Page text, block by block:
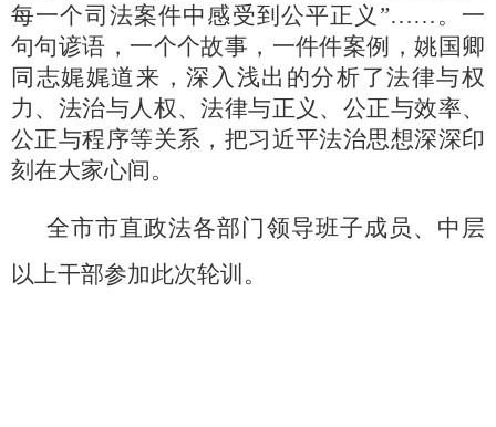
每一个司法案件中感受到公平正义”……。一
句句谚语，一个个故事，一件件案例，姚国卿
同志娓娓道来，深入浅出的分析了法律与权
力、法治与人权、法律与正义、公正与效率、
公正与程序等关系，把习近平法治思想深深印
刻在大家心间。
全市市直政法各部门领导班子成员、中层
以上干部参加此次轮训。